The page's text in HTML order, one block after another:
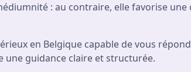
: au contraire, elle favorise
en Belgique capable de vous
une guidance claire et structurée.